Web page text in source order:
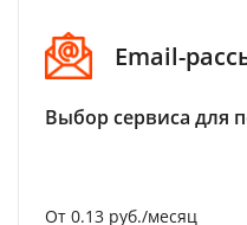
Email-
Выбор сервиса для
От 0.13 руб./месяц